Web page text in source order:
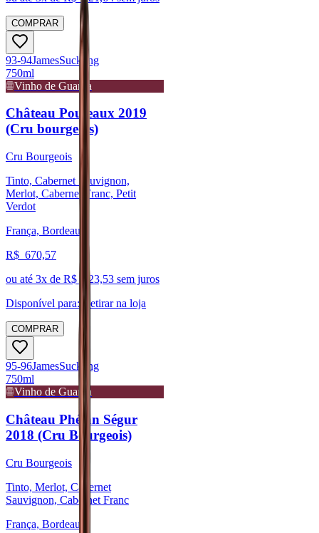
COMPRAR
93-94JamesSuckling
750ml
Vinho de Guarda
Château Poujeaux 2019
(Cru bourgeois)
Cru Bourgeois
Tinto, Cabernet Sauvignon,
Merlot, Cabernet Franc, Petit
Verdot
França, Bordeaux
R$ 670,57
ou até 3x de R$ 223,53 sem juros
Disponível para:
Retirar na loja
COMPRAR
95-96JamesSuckling
750ml
Vinho de Guarda
Château Phélan Ségur
2018 (Cru Bourgeois)
Cru Bourgeois
Tinto, Merlot, Cabernet
Sauvignon, Cabernet Franc
França, Bordeaux